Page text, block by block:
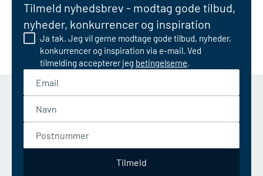
Tilmeld nyhedsbrev - modtag gode tilbud,
nyheder, konkurrencer og inspiration
Ja tak. Jeg vil gerne modtage gode tilbud, nyheder,
konkurrencer og inspiration via e-mail. Ved
tilmelding accepterer jeg betingelserne.
Tilmeld